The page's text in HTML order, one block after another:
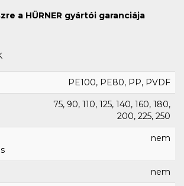
a HÜRNER gyártói garanciája
PE100, PE80, PP, PVDF
75, 90, 110, 125, 140, 160, 180,
200, 225, 250
nem
nem